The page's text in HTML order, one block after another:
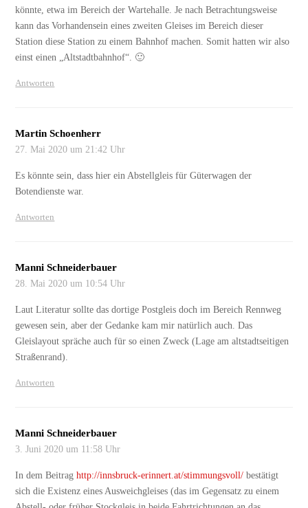
könnte, etwa im Bereich der Wartehalle. Je nach Betrachtungsweise
kann das Vorhandensein eines zweiten Gleises im Bereich dieser
Station diese Station zu einem Bahnhof machen. Somit hatten wir also
einst einen „Altstadtbahnhof“. 🙂
Antworten
Martin Schoenherr
27. Mai 2020 um 21:42 Uhr
Es könnte sein, dass hier ein Abstellgleis für Güterwagen der
Botendienste war.
Antworten
Manni Schneiderbauer
28. Mai 2020 um 10:54 Uhr
Laut Literatur sollte das dortige Postgleis doch im Bereich Rennweg
gewesen sein, aber der Gedanke kam mir natürlich auch. Das
Gleislayout spräche auch für so einen Zweck (Lage am altstadtseitigen
Straßenrand).
Antworten
Manni Schneiderbauer
3. Juni 2020 um 11:58 Uhr
In dem Beitraghttp://innsbruck-erinnert.at/stimmungsvoll/ bestätigt
sich die Existenz eines Ausweichgleises (das im Gegensatz zu einem